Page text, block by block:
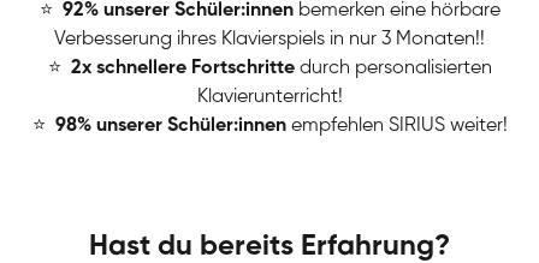
⭐ 92% unserer Schüler:innen bemerken eine hörbare
Verbesserung ihres Klavierspiels in nur 3 Monaten!!
⭐ 2x schnellere Fortschritte durch personalisierten
Klavierunterricht!
⭐ 98% unserer Schüler:innen empfehlen SIRIUS weiter!
Hast du bereits Erfahrung?